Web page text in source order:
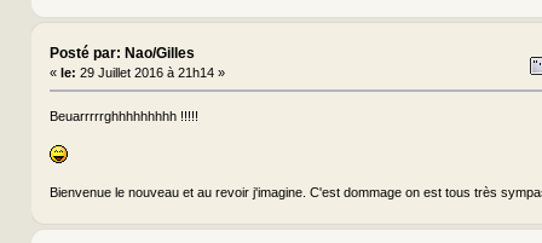
Posté par: Nao/Gilles
« le: 29 Juillet 2016 à 21h14 »
Beuarrrrrghhhhhhhhh !!!!!
Bienvenue le nouveau et au revoir j'imagine. C'est dommage on est tous très